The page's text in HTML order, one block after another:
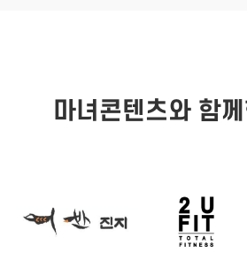
마녀콘텐츠와 함